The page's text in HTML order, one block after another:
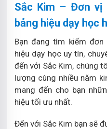
Sắc Kim – Đơn
bảng hiệu dạy học
Bạn đang tìm kiếm
hiệu dạy học uy tín,
đến với Sắc Kim, chúng
lượng cùng nhiều năm
mang đến cho bạn
hiệu tối ưu nhất.
Đến với Sắc Kim bạn sẽ